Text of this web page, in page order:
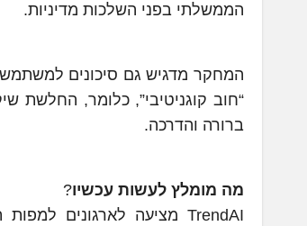
הממשלתי בפני השלכות מדיניות.
ברורה והדרכה.
מה מומלץ לעשות עכשיו?